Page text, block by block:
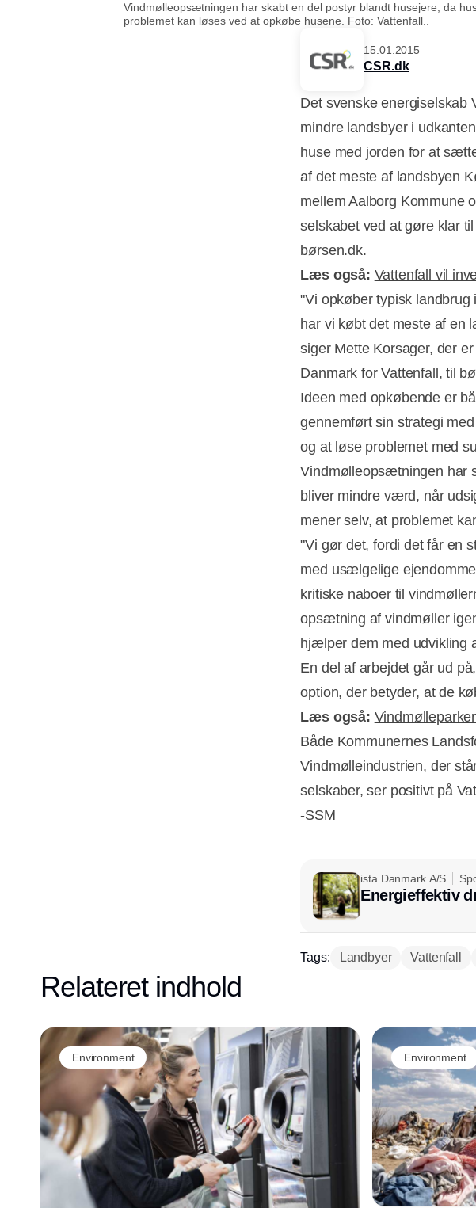
Vindmølleopsætningen har skabt en del postyr blandt husejere, da
problemet kan løses ved at opkøbe husene. Foto: Vattenfall..
15.01.2015
CSR.dk
Det svenske energiselskab
mindre landsbyer i
huse med jorden for at
af det meste af landsbyen
mellem Aalborg Kommune
selskabet ved at gøre klar
børsen.dk.
Læs også: Vattenfall vil
"Vi opkøber typisk
har vi købt det meste af en
siger Mette Korsager, der
Danmark for Vattenfall, til
Ideen med opkøbende er
gennemført sin strategi
og at løse problemet med
Vindmølleopsætningen har
bliver mindre værd, når
mener selv, at problemet
"Vi gør det, fordi det får en
med usælgelige
kritiske naboer til
opsætning af vindmøller
hjælper dem med udvikling
En del af arbejdet går ud
option, der betyder, at de
Læs også:
Både Kommunernes
Vindmølleindustrien, der
selskaber, ser positivt på
-SSM
ista Danmark A/S
Energieffektiv
Tags: Landbyer Vattenfall
Relateret indhold
Environment Environment